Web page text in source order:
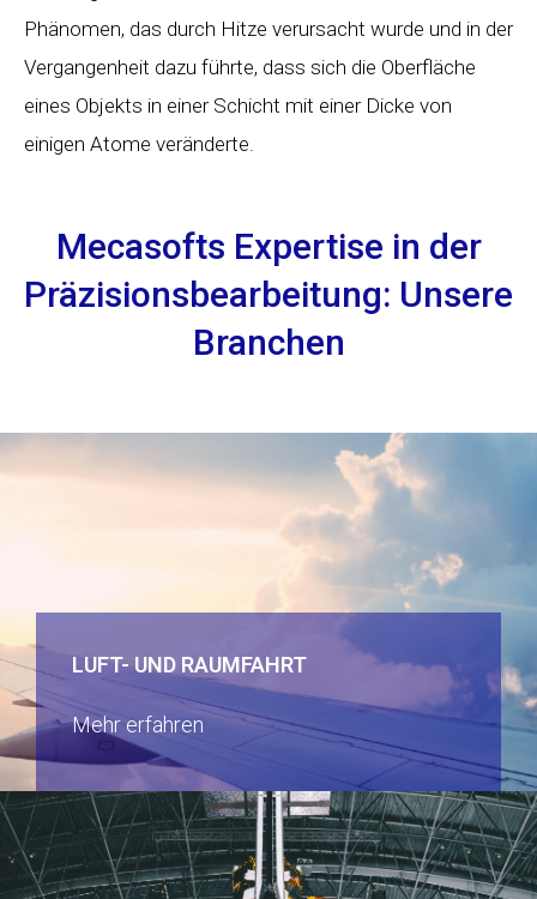
Phänomen, das durch Hitze verursacht wurde und in der
Vergangenheit dazu führte, dass sich die Oberfläche
eines Objekts in einer Schicht mit einer Dicke von
einigen Atome veränderte.
Mecasofts Expertise in der
Präzisionsbearbeitung: Unsere
Branchen
LUFT- UND RAUMFAHRT
Mehr erfahren